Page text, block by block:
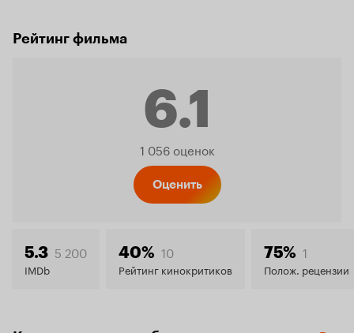
Рейтинг фильма
6.1
Рейтинг
6.1
1 056 оценок
Оценить
5.3 5 200
IMDb
40% 10
Рейтинг кинокритиков
75% 1
Полож. рецензии